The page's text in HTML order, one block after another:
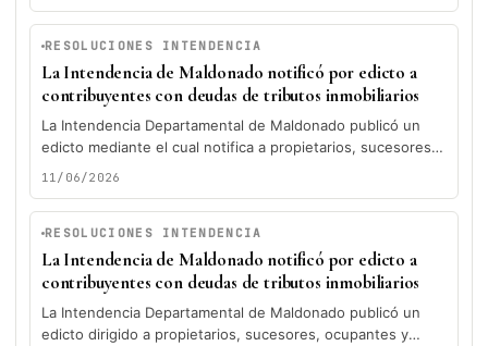
RESOLUCIONES INTENDENCIA
La Intendencia de Maldonado notificó por edicto a
contribuyentes con deudas de tributos inmobiliarios
La Intendencia Departamental de Maldonado publicó un
edicto mediante el cual notifica a propietarios, sucesores a
cualquier título, ocupantes y...
11/06/2026
RESOLUCIONES INTENDENCIA
La Intendencia de Maldonado notificó por edicto a
contribuyentes con deudas de tributos inmobiliarios
La Intendencia Departamental de Maldonado publicó un
edicto dirigido a propietarios, sucesores, ocupantes y